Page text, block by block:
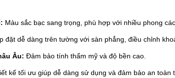
Màu sắc bạc sang trọng, phù hợp với nhiều phong
đặt dễ dàng trên tường với sàn phẳng, điều chỉnh
Âu: Đảm bảo tính thẩm mỹ và độ bền cao.
kế tối ưu giúp dễ dàng sử dụng và đảm bảo an toàn